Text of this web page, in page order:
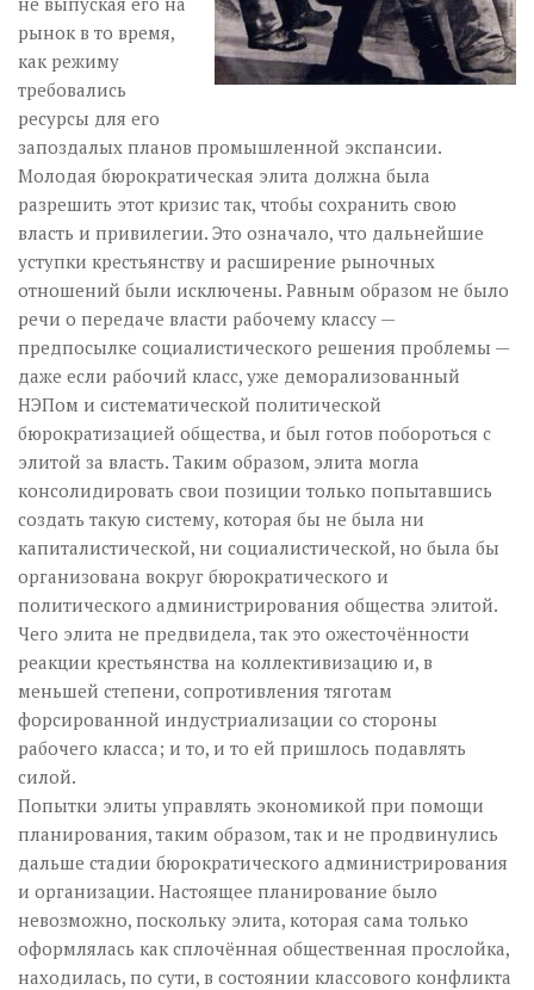
рынок в то время,
как режиму
требовались
ресурсы для его
запоздалых планов промышленной экспансии.
Молодая бюрократическая элита должна была
разрешить этот кризис так, чтобы сохранить свою
власть и привилегии. Это означало, что дальнейшие
уступки крестьянству и расширение рыночных
отношений были исключены. Равным образом не было
речи о передаче власти рабочему классу —
предпосылке социалистического решения проблемы —
даже если рабочий класс, уже деморализованный
НЭПом и систематической политической
бюрократизацией общества, и был готов побороться с
элитой за власть. Таким образом, элита могла
консолидировать свои позиции только попытавшись
создать такую систему, которая бы не была ни
капиталистической, ни социалистической, но была бы
организована вокруг бюрократического и
политического администрирования общества элитой.
Чего элита не предвидела, так это ожесточённости
реакции крестьянства на коллективизацию и, в
меньшей степени, сопротивления тяготам
форсированной индустриализации со стороны
рабочего класса; и то, и то ей пришлось подавлять
силой.
Попытки элиты управлять экономикой при помощи
планирования, таким образом, так и не продвинулись
дальше стадии бюрократического администрирования
и организации. Настоящее планирование было
невозможно, поскольку элита, которая сама только
оформлялась как сплочённая общественная прослойка,
находилась, по сути, в состоянии классового конфликта